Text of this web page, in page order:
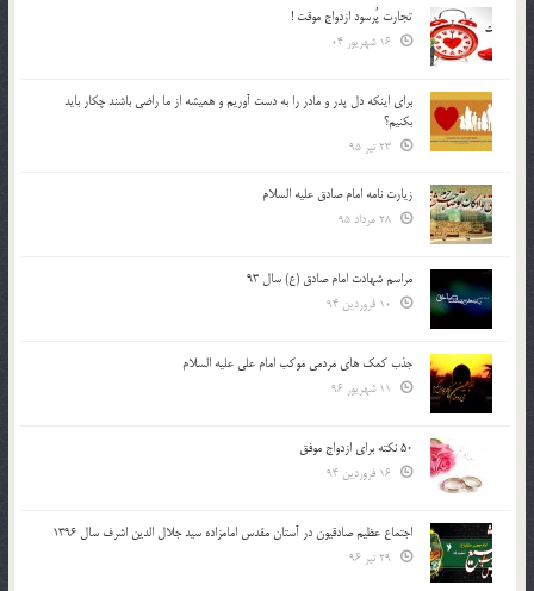
تجارت پُرسود ازدواج موقت !
براي اينكه دل پدر و مادر را به دست آوريم و هميشه از ما راضي باشند چكار بايد
بكنيم؟
زیارت نامه امام صادق علیه السلام
مراسم شهادت امام صادق (ع) سال 93
جذب کمک های مردمی موکب امام علی علیه السلام
50 نکته برای ازدواج موفق
اجتماع عظیم صادقیون در آستان مقدس امامزاده سید جلال الدین اشرف سال 1396